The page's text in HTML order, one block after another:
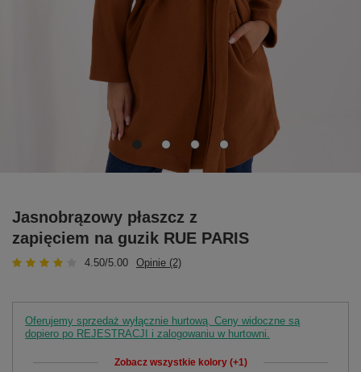
Jasnobrązowy płaszcz z
zapięciem na guzik RUE PARIS
4.50/5.00 Opinie (2)
Oferujemy sprzedaż wyłącznie hurtową. Ceny widoczne są
dopiero po REJESTRACJI i zalogowaniu w hurtowni.
Zobacz wszystkie kolory (+1)